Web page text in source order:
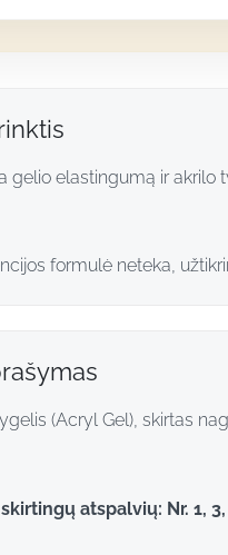
gelio elastingumą ir akrilo
formulė neteka,
(Acryl Gel), skirtas
atspalvių: Nr. 1, 3,